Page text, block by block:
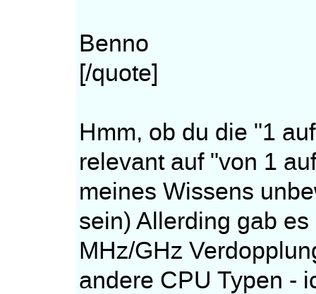
Benno
[/quote]
Hmm, ob du die "1
relevant auf "von 1
meines Wissens
sein) Allerding gab
MHz/GHz
andere CPU Typen -